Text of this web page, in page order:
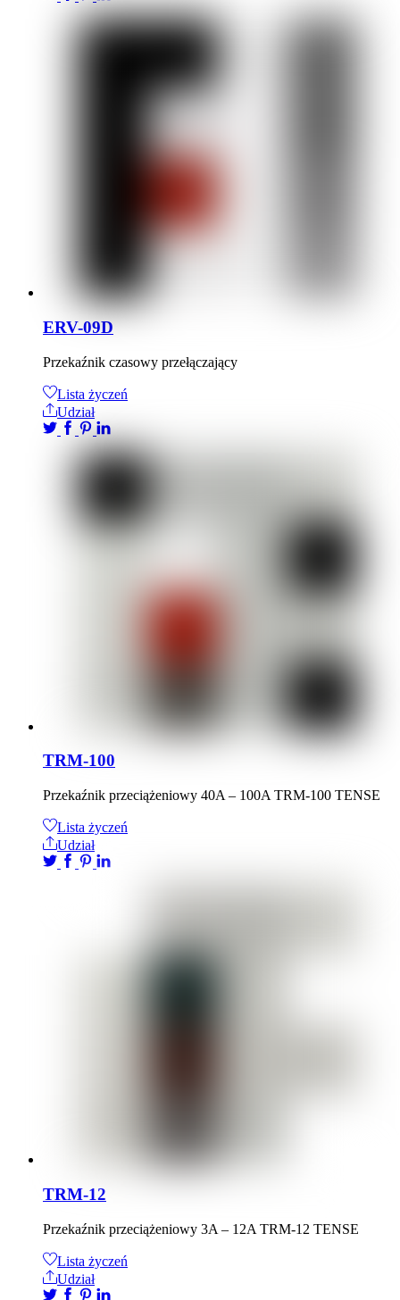
ERV-09D
Przekaźnik czasowy przełączający
Lista życzeń
Udział
TRM-100
Przekaźnik przeciążeniowy 40A – 100A TRM-100 TENSE
Lista życzeń
Udział
TRM-12
Przekaźnik przeciążeniowy 3A – 12A TRM-12 TENSE
Lista życzeń
Udział